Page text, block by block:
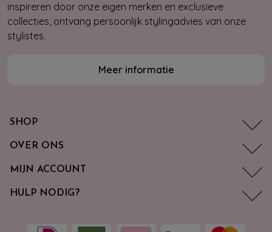
inspireren door onze eigen merken en exclusieve
collecties, ontvang persoonlijk stylingadvies van onze
stylistes.
Meer informatie
SHOP
OVER ONS
MIJN ACCOUNT
HULP NODIG?